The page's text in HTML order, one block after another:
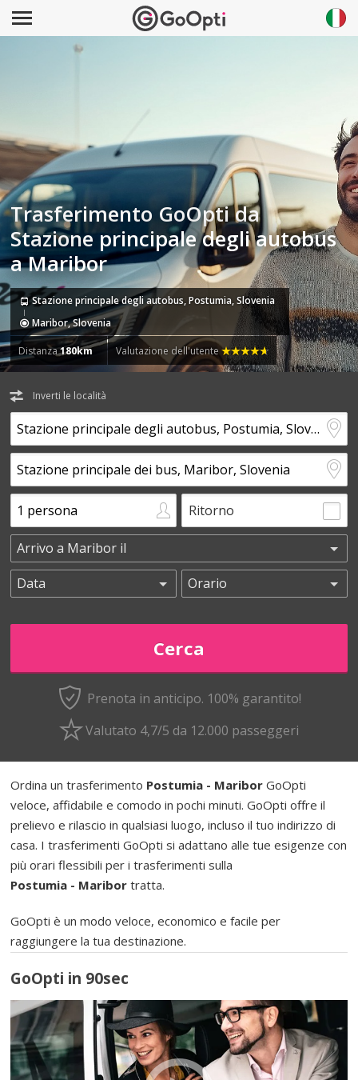
Trasferimento GoOpti da
Stazione principale degli autobus
a Maribor
Stazione principale degli autobus, Postumia, Slovenia
Maribor, Slovenia
Distanza180km Valutazione dell'utente
Inverti le località
Ritorno
Prenota in anticipo. 100% garantito!
Valutato 4,7/5 da 12.000 passeggeri
Ordina un trasferimento Postumia - Maribor GoOpti
veloce, affidabile e comodo in pochi minuti. GoOpti offre il
prelievo e rilascio in qualsiasi luogo, incluso il tuo indirizzo di
casa. I trasferimenti GoOpti si adattano alle tue esigenze con
più orari flessibili per i trasferimenti sulla
Postumia - Maribor tratta.
GoOpti è un modo veloce, economico e facile per
raggiungere la tua destinazione.
GoOpti in 90sec